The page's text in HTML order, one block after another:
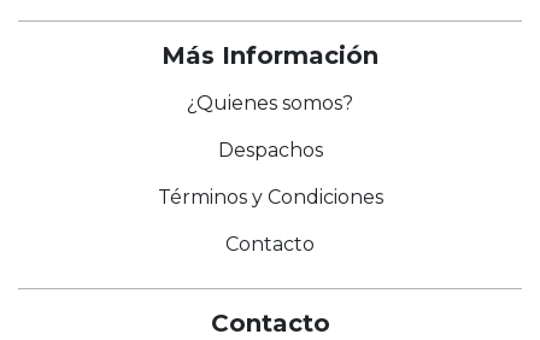
Más Información
¿Quienes somos?
Despachos
Términos y Condiciones
Contacto
Contacto